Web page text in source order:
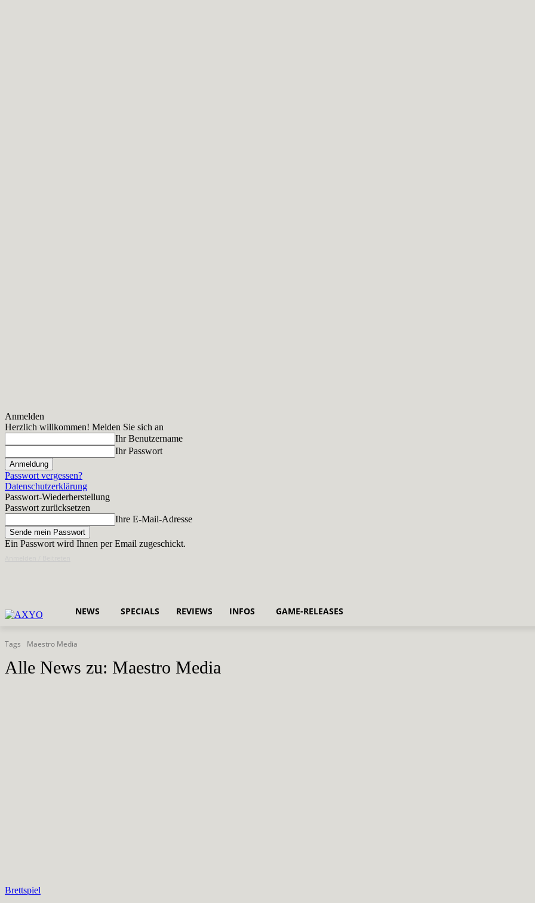
Anmelden
Herzlich willkommen! Melden Sie sich an
Ihr Benutzername
Ihr Passwort
Passwort vergessen?
Datenschutzerklärung
Passwort-Wiederherstellung
Passwort zurücksetzen
Ihre E-Mail-Adresse
Ein Passwort wird Ihnen per Email zugeschickt.
NEWS SPECIALS REVIEWS INFOS GAME-RELEASES
Tags Maestro Media
Alle News zu: Maestro Media
Brettspiel